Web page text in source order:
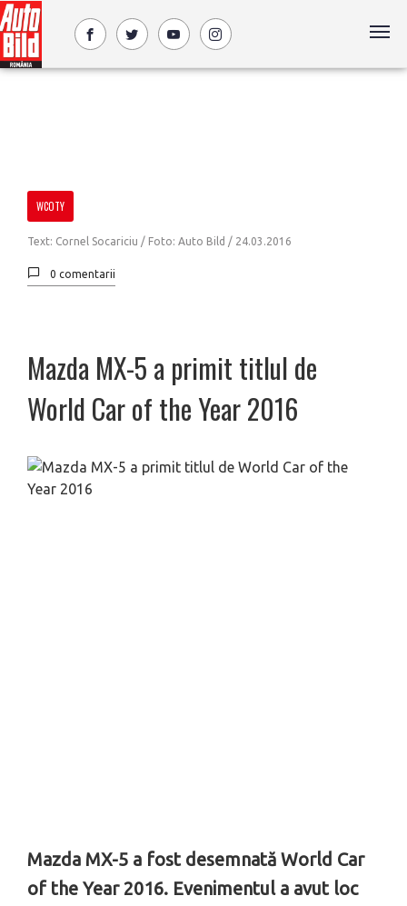
WCOTY
Text: Cornel Socariciu / Foto: Auto Bild / 24.03.2016
0 comentarii
Mazda MX-5 a primit titlul de
World Car of the Year 2016
Mazda MX-5 a fost desemnată World Car
of the Year 2016. Evenimentul a avut loc